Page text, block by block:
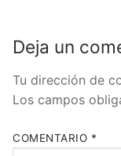
Deja un
Tu dirección de
Los campos
COMENTARIO *